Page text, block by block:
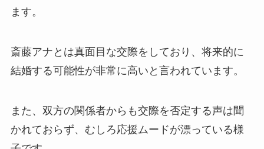
ます。
斎藤アナとは真面目な交際をしており、将来的に
結婚する可能性が非常に高いと言われています。
また、双方の関係者からも交際を否定する声は聞
かれておらず、むしろ応援ムードが漂っている様